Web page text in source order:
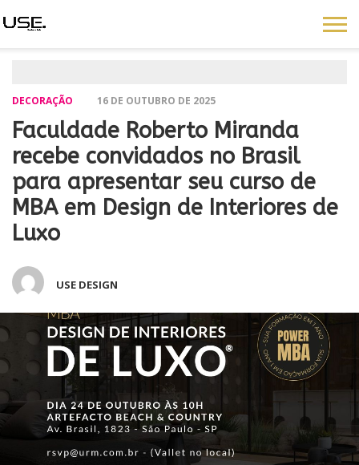
DECORAÇÃO 16 DE OUTUBRO DE 2025
Faculdade Roberto Miranda
recebe convidados no Brasil
para apresentar seu curso de
MBA em Design de Interiores de
Luxo
USE DESIGN